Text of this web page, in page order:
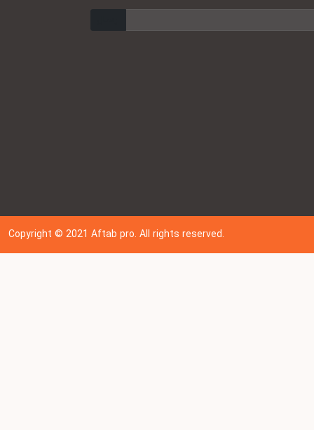
Copyright © 202 1Aftab pro. All rights reserved.